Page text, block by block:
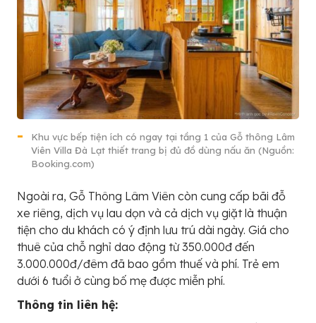
Khu vực bếp tiện ích có ngay tại tầng 1 của Gỗ thông Lâm
Viên Villa Đà Lạt thiết trang bị đủ đồ dùng nấu ăn (Nguồn:
Booking.com)
Ngoài ra, Gỗ Thông Lâm Viên còn cung cấp bãi đỗ
xe riêng, dịch vụ lau dọn và cả dịch vụ giặt là thuận
tiện cho du khách có ý định lưu trú dài ngày. Giá cho
thuê của chỗ nghỉ dao động từ 350.000đ đến
3.000.000đ/đêm đã bao gồm thuế và phí. Trẻ em
dưới 6 tuổi ở cùng bố mẹ được miễn phí.
Thông tin liên hệ: